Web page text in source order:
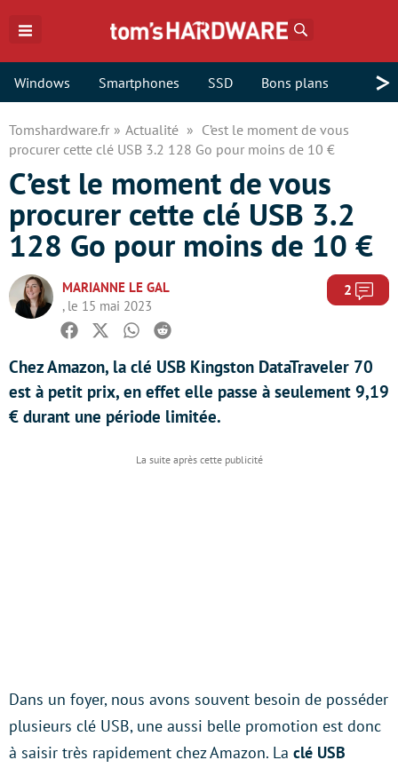
Windows Smartphones SSD Bons plans >
Tomshardware.fr Actualité
C’est le moment de vous
procurer cette clé USB 3.2 128 Go pour moins de 10 €
C’est le moment de vous
procurer cette clé USB 3.2
128 Go pour moins de 10 €
MARIANNE LE GAL
, le 15 mai 2023
2
Facebook
TwitterWhatsapp
Reddit
Chez Amazon, la clé USB Kingston DataTraveler 70
est à petit prix, en effet elle passe à seulement 9,19
€ durant une période limitée.
Dans un foyer, nous avons souvent besoin de posséder
plusieurs clé USB, une aussi belle promotion est donc
à saisir très rapidement chez Amazon. La clé USB